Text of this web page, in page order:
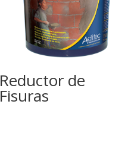
Reductor de
Fisuras